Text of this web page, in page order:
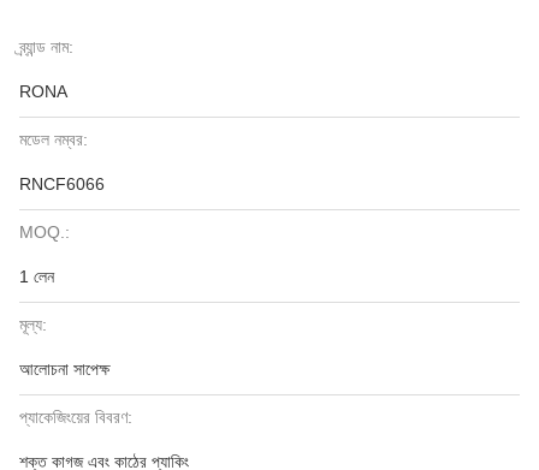
ব্র্যান্ড নাম:
RONA
মডেল নম্বর:
RNCF6066
MOQ.:
1 লেন
মূল্য:
আলোচনা সাপেক্ষ
প্যাকেজিংয়ের বিবরণ:
শক্ত কাগজ এবং কাঠের প্যাকিং